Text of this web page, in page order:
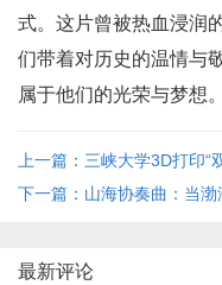
式。这片曾被热血浸
们带着对历史的温情与
属于他们的光荣与梦想。
上一篇：三峡大学3D打印
下一篇：山海协奏曲：当
最新评论